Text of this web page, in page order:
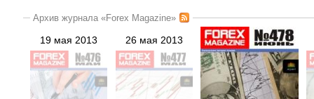
Архив журнала «Forex Magazine»
19 мая 2013 26 мая 2013